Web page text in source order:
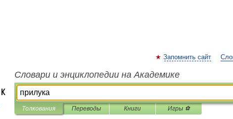
Запомнить сайт
Словари и энциклопедии на Академике
Толкования Переводы Книги Игры ⚽